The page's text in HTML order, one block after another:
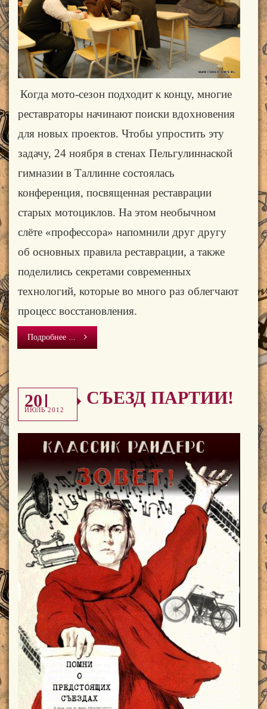
Когда мото-сезон подходит к концу, многие
реставраторы начинают поиски вдохновения
для новых проектов. Чтобы упростить эту
задачу, 24 ноября в стенах Пельгулиннаской
гимназии в Таллинне состоялась
конференция, посвященная реставрации
старых мотоциклов. На этом необычном
слёте «профессора» напомнили друг другу
об основных правила реставрации, а также
поделились секретами современных
технологий, которые во много раз облегчают
процесс восстановления.
Подробнее ...
20
ИЮЛЬ 2012
СЪЕЗД ПАРТИИ!